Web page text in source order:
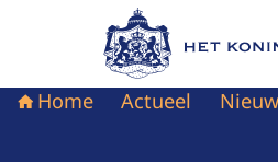
Naar de homepage
Home Actueel